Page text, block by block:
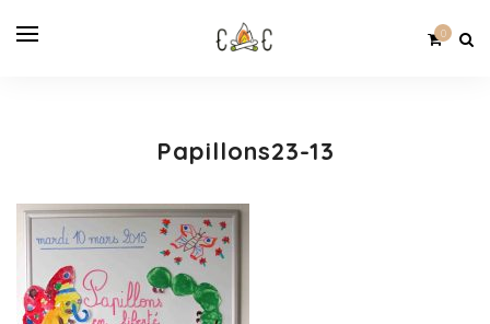
0
Papillons23-13